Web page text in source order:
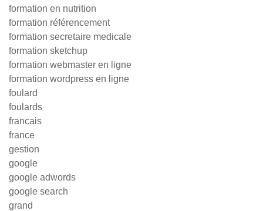
formation en nutrition
formation référencement
formation secretaire medicale
formation sketchup
formation webmaster en ligne
formation wordpress en ligne
foulard
foulards
francais
france
gestion
google
google adwords
google search
grand